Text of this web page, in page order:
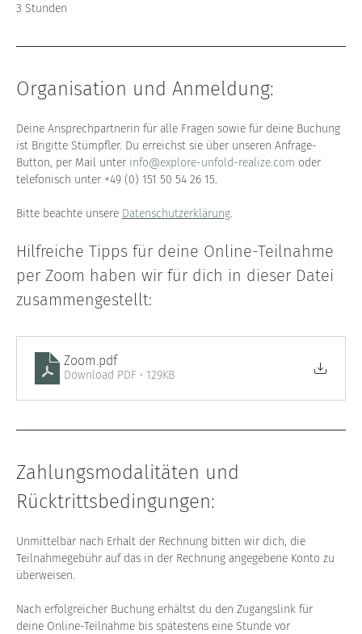
3 Stunden
Organisation und Anmeldung:
Deine Ansprechpartnerin für alle Fragen sowie für deine Buchung
ist Brigitte Stümpfler. Du erreichst sie über unseren Anfrage-
Button, per Mail unter info@explore-unfold-realize.com oder
telefonisch unter +49 (0) 151 50 54 26 15.
Bitte beachte unsere Datenschutzerklärung.
Hilfreiche Tipps für deine Online-Teilnahme
per Zoom haben wir für dich in dieser Datei
zusammengestellt:
Zoom.pdf
Download PDF • 129KB
Zahlungsmodalitäten und
Rücktrittsbedingungen:
Unmittelbar nach Erhalt der Rechnung bitten wir dich, die
Teilnahmegebühr auf das in der Rechnung angegebene Konto zu
überweisen.
Nach erfolgreicher Buchung erhältst du den Zugangslink für
deine Online-Teilnahme bis spätestens eine Stunde vor